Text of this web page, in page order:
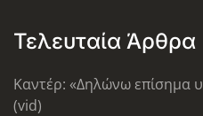
Τελευταία Άρθρα
Καντέρ: «Δηλώνω επίσημα
(vid)